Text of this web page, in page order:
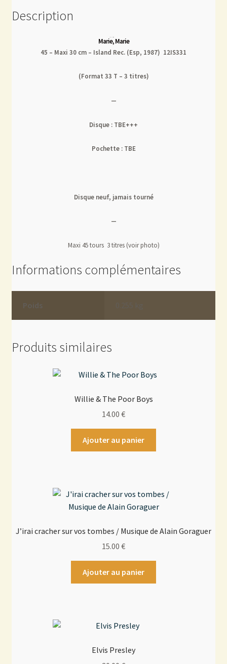
Description
Marie, Marie
45 – Maxi 30 cm – Island Rec. (Esp, 1987) 12IS331
(Format 33 T – 3 titres)
—
Disque : TBE+++
Pochette : TBE
Disque neuf, jamais tourné
—
Maxi 45 tours 3 titres (voir photo)
Informations complémentaires
Poids
Produits similaires
Willie & The Poor Boys
14.00 €
Ajouter au panier
J’irai cracher sur vos tombes / Musique de Alain Goraguer
15.00 €
Ajouter au panier
Elvis Presley